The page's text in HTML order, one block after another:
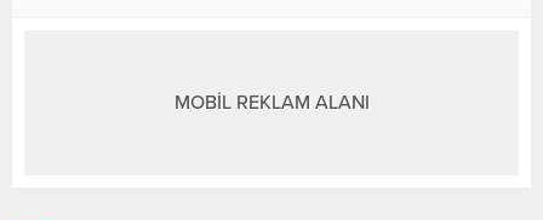
MOBİL REKLAM ALANI